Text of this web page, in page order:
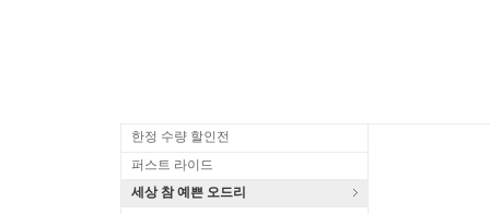
한정 수량 할인전
퍼스트 라이드
세상 참 예쁜 오드리